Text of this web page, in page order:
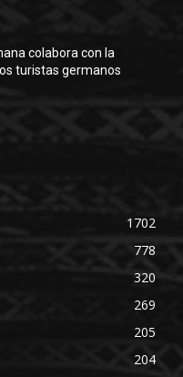
colabora con la
turistas germanos
1702
778
320
269
205
204